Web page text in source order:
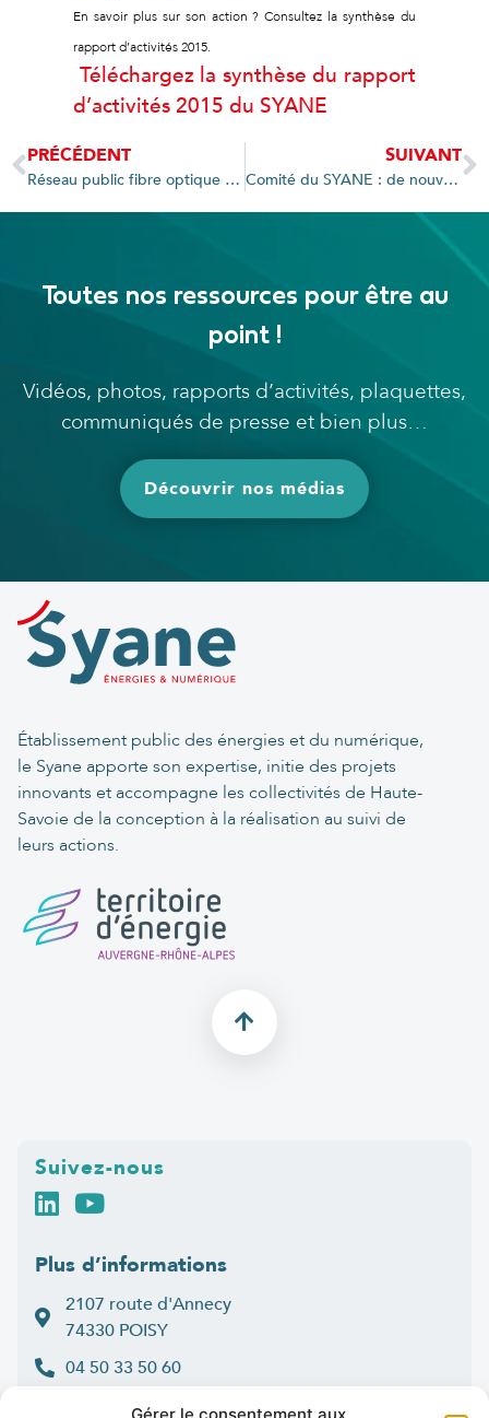
En savoir plus sur son action ? Consultez la synthèse du
rapport d’activités 2015.
Téléchargez la synthèse du rapport
d’activités 2015 du SYANE
PRÉCÉDENT
Réseau public fibre optique du SYANE : point d’avancement
SUIVANT
Comité du SYANE : de nouvelles réflexions en faveur du numérique et des énergies
Toutes nos ressources pour être au
point !
Vidéos, photos, rapports d’activités, plaquettes,
communiqués de presse et bien plus…
Découvrir nos médias
Établissement public des énergies et du numérique,
le Syane apporte son expertise, initie des projets
innovants et accompagne les collectivités de Haute-
Savoie de la conception à la réalisation au suivi de
leurs actions.
Suivez-nous
Plus d’informations
2107 route d'Annecy
74330 POISY
04 50 33 50 60
Lun > jeu : 9h-12h et 14h-16h30